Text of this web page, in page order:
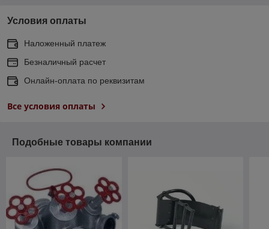
Условия оплаты
Наложенный платеж
Безналичный расчет
Онлайн-оплата по реквизитам
Все условия оплаты
Подобные товары компании